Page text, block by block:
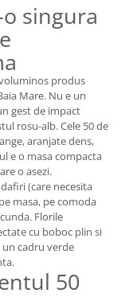
singura
produs
Mare. Nu e un
gest de impact
rosu-alb. Cele 50 de
aranjate dens,
e o masa compacta
o asezi.
(care necesita
masa, pe comoda
Florile
cu boboc plin si
cadru verde
50